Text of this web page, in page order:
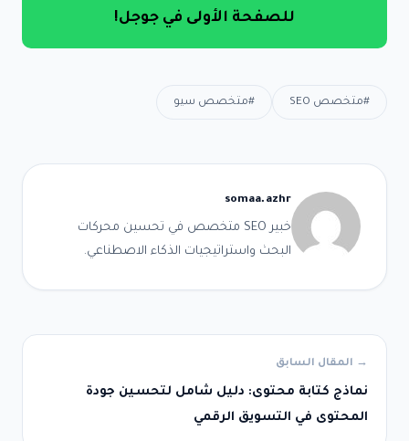
للصفحة الأولى في جوجل!
#متخصص SEO #متخصص سيو
somaa.azhr
خبير SEO متخصص في تحسين محركات
البحث واستراتيجيات الذكاء الاصطناعي.
→ المقال السابق
نماذج كتابة محتوى: دليل شامل لتحسين جودة
المحتوى في التسويق الرقمي